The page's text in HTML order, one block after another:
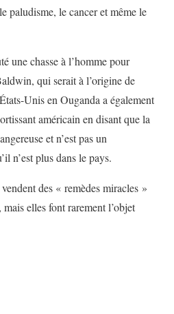
paludisme, le cancer et même le
une chasse à l’homme pour
qui serait à l’origine de
Unis en Ouganda a également
américain en disant que la
et n’est pas un
n’est plus dans le pays.
des « remèdes miracles »
elles font rarement l’objet